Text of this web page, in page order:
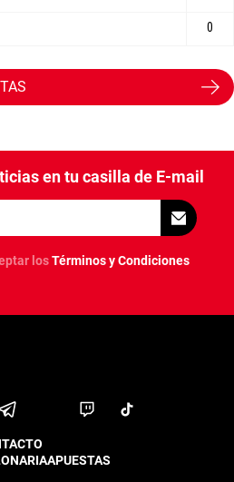
en tu casilla de E-mail
losTérminos y Condiciones
APUESTAS